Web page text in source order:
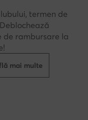
termen de
de rambursare la
mai multe